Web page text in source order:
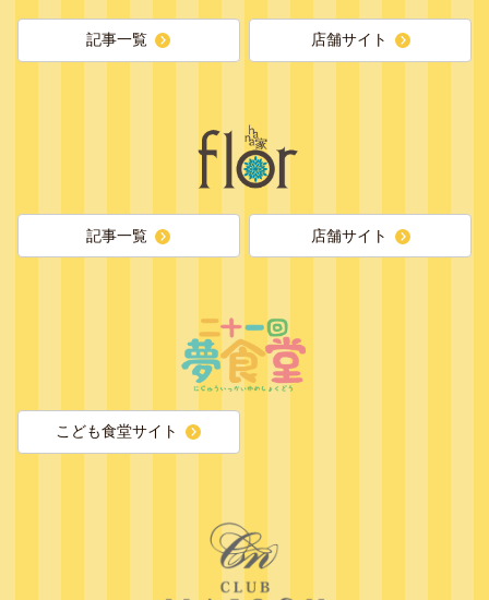
記事一覧 店舗サイト
記事一覧 店舗サイト
こども食堂サイト